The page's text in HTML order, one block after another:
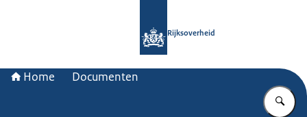
Rijksoverheid
Home Documenten